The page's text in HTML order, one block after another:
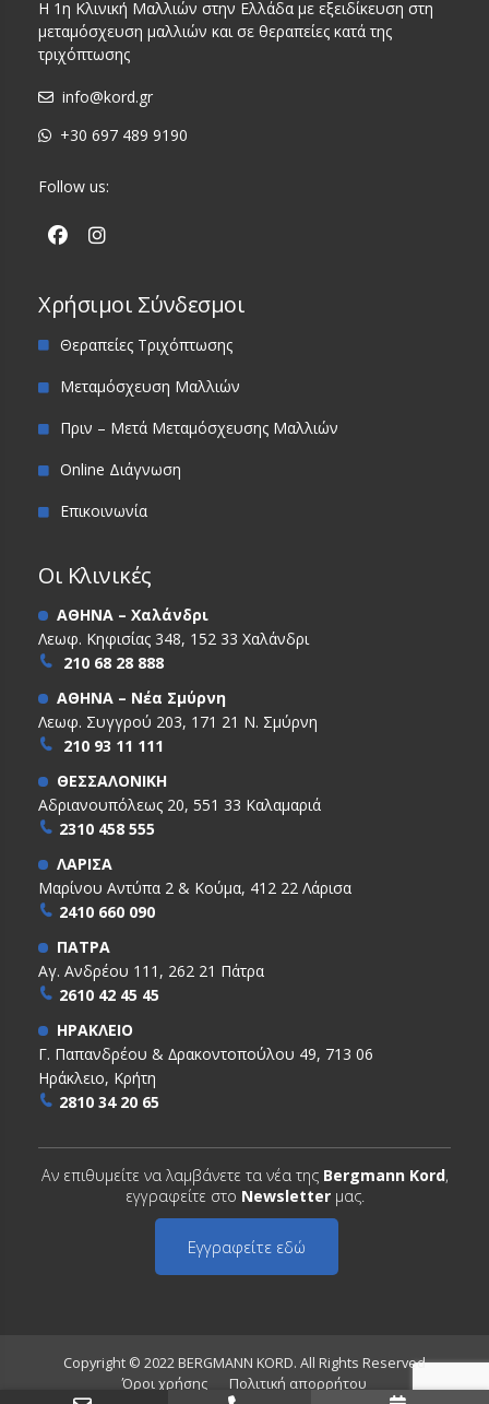
Η 1η Κλινική Μαλλιών στην Ελλάδα με εξειδίκευση στη
μεταμόσχευση μαλλιών και σε θεραπείες κατά της
τριχόπτωσης
info@kord.gr
+30 697 489 9190
Follow us:
Χρήσιμοι Σύνδεσμοι
Θεραπείες Τριχόπτωσης
Μεταμόσχευση Μαλλιών
Πριν – Μετά Μεταμόσχευσης Μαλλιών
Online Διάγνωση
Επικοινωνία
Οι Κλινικές
ΑΘΗΝΑ – Χαλάνδρι
Λεωφ. Κηφισίας 348, 152 33 Χαλάνδρι
210 68 28 888
ΑΘΗΝΑ – Νέα Σμύρνη
Λεωφ. Συγγρού 203, 171 21 Ν. Σμύρνη
210 93 11 111
ΘΕΣΣΑΛΟΝΙΚΗ
Αδριανουπόλεως 20, 551 33 Καλαμαριά
2310 458 555
ΛΑΡΙΣΑ
Μαρίνου Αντύπα 2 & Κούμα, 412 22 Λάρισα
2410 660 090
ΠΑΤΡΑ
Αγ. Ανδρέου 111, 262 21 Πάτρα
2610 42 45 45
ΗΡΑΚΛΕΙΟ
Γ. Παπανδρέου & ∆ρακοντοπούλου 49, 713 06
Ηράκλειο, Κρήτη
2810 34 20 65
Αν επιθυμείτε να λαμβάνετε τα νέα της Bergmann Kord,
εγγραφείτε στο Newsletterμας.
Εγγραφείτε εδώ
Copyright © 2022 BERGMANN KORD. All Rights Reserved
Όροι χρήσης
Πολιτική απορρήτου